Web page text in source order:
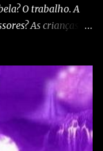
O trabalho. A
As crianças. A
sentimento pior? O
imprescindível? O
A sensação mais
O sorriso. O melhor
cumprido. A